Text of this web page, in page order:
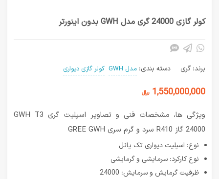
کولر گازی 24000 گری مدل GWH بدون اینورتر
برند: گری دسته بندی: مدل GWH کولر گازی دیواری
1,550,000,000 ﷼
ویژگی ها، مشخصات فنی و تصاویر اسپلیت گری GWH T3
24000 گاز R410 سرد و گرم سری GREE GWH
نوع: اسپلیت دیواری تک پانل
نوع کارکرد: سرمایشی و گرمایشی
ظرفیت گرمایش و سرمایش: 24000